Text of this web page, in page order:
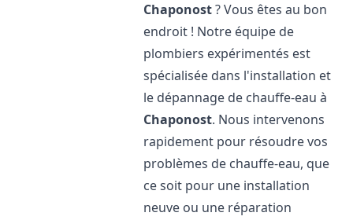
Chaponost? Vous êtes au bon
endroit ! Notre équipe de
plombiers expérimentés est
spécialisée dans l'installation et
le dépannage de chauffe-eau à
Chaponost. Nous intervenons
rapidement pour résoudre vos
problèmes de chauffe-eau, que
ce soit pour une installation
neuve ou une réparation